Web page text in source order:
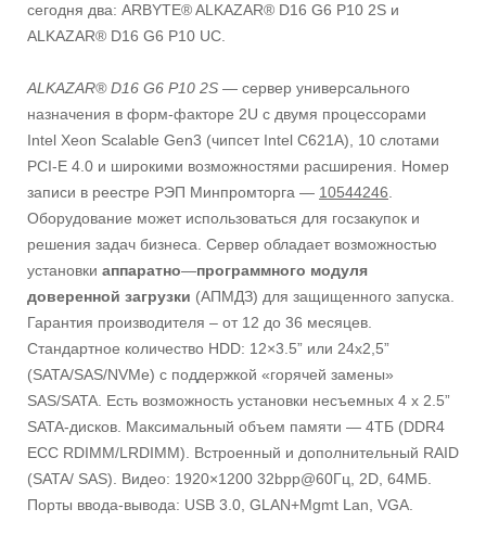
сегодня два: ARBYTE® ALKAZAR® D16 G6 P10 2S и
ALKAZAR® D16 G6 P10 UC.
ALKAZAR® D16 G6 P10 2S — сервер универсального
назначения в форм-факторе 2U с двумя процессорами
Intel Xeon Scalable Gen3 (чипсет Intel C621А), 10 слотами
PCI-E 4.0 и широкими возможностями расширения. Номер
записи в реестре РЭП Минпромторга — 10544246.
Оборудование может использоваться для госзакупок и
решения задач бизнеса. Сервер обладает возможностью
установки аппаратно—программного модуля
доверенной загрузки (АПМДЗ) для защищенного запуска.
Гарантия производителя – от 12 до 36 месяцев.
Стандартное количество HDD: 12×3.5” или 24х2,5”
(SATA/SAS/NVMe) с поддержкой «горячей замены»
SAS/SATA. Есть возможность установки несъемных 4 x 2.5”
SATA-дисков. Максимальный объем памяти — 4ТБ (DDR4
ECC RDIMM/LRDIMM). Встроенный и дополнительный RAID
(SATA/ SAS). Видео: 1920×1200 32bpp@60Гц, 2D, 64МБ.
Порты ввода-вывода: USB 3.0, GLAN+Mgmt Lan, VGA.